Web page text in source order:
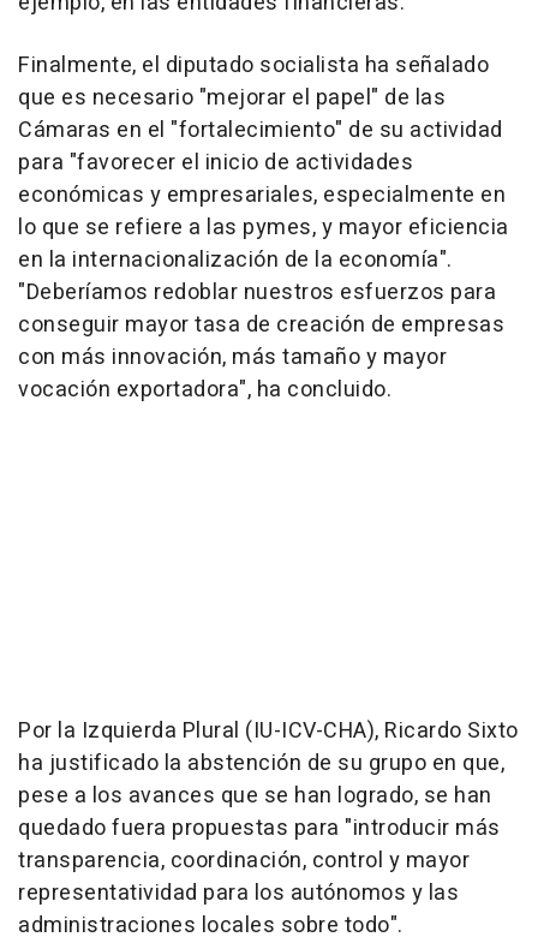
Finalmente, el diputado socialista ha señalado
que es necesario "mejorar el papel" de las
Cámaras en el "fortalecimiento" de su actividad
para "favorecer el inicio de actividades
económicas y empresariales, especialmente en
lo que se refiere a las pymes, y mayor eficiencia
en la internacionalización de la economía".
"Deberíamos redoblar nuestros esfuerzos para
conseguir mayor tasa de creación de empresas
con más innovación, más tamaño y mayor
vocación exportadora", ha concluido.
Por la Izquierda Plural (IU-ICV-CHA), Ricardo Sixto
ha justificado la abstención de su grupo en que,
pese a los avances que se han logrado, se han
quedado fuera propuestas para "introducir más
transparencia, coordinación, control y mayor
representatividad para los autónomos y las
administraciones locales sobre todo".